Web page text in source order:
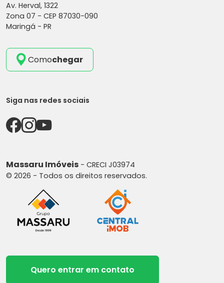
Av. Herval, 1322
Zona 07 - CEP 87030-090
Maringá - PR
Comochegar
Siga nas redes sociais
Massaru Imóveis - CRECI J03974
© 2026 - Todos os direitos reservados.
Quero entrar em contato